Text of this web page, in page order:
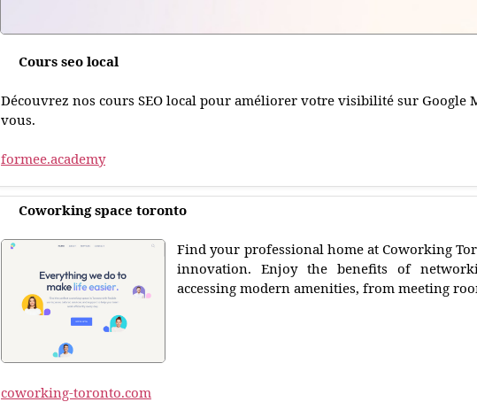
Cours seo local
Découvrez nos cours SEO local pour améliorer votre visibilité sur Google
vous.
formee.academy
Coworking space toronto
Find your professional home at Coworking
innovation. Enjoy the benefits of
accessing modern amenities, from meeting
coworking-toronto.com